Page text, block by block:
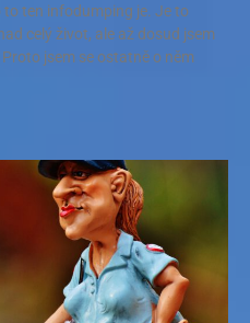
to ten infodumping je. Je to
celý život, ale až dosud jsem
jsem se ostatně o něm